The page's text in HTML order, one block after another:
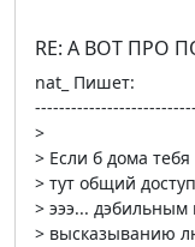
RE: А ВОТ ПРО
nat_ Пишет:
>
> Если б дома
> тут общий
> эээ... дэбильным
> высказыванию